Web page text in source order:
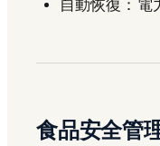
自動恢復：電
食品安全管